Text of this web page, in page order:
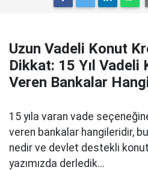
Uzun Vadeli Konut
Dikkat: 15 Yıl Vadeli
Veren Bankalar
15 yıla varan vade
veren bankalar hangileridir,
nedir ve devlet destekli
yazımızda derledik...